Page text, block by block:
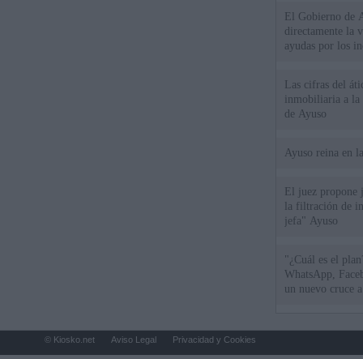
El Gobierno de
directamente la
ayudas por los
Las cifras del
inmobiliaria a la
de Ayuso
Ayuso reina en
El juez propone
la filtración de
jefa" Ayuso
"¿Cuál es el
WhatsApp,
un nuevo cruce
© Kiosko.net Aviso Legal Privacidad y Cookies